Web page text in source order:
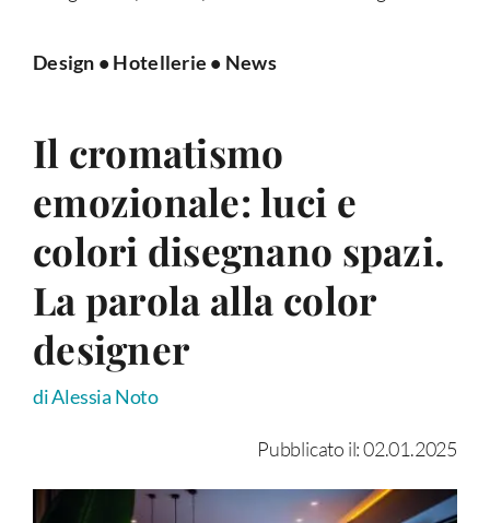
Design • Hotellerie • News
Il cromatismo
emozionale: luci e
colori disegnano spazi.
La parola alla color
designer
di Alessia Noto
Pubblicato il: 02.01.2025